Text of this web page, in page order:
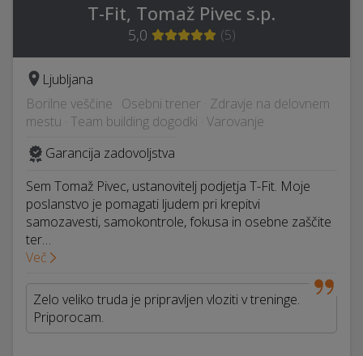
T-Fit, Tomaž Pivec s.p.
5,0 (5)
Ljubljana
Borilne veščine · Osebni trener · Zdravje na delovnem
mestu · Team building dogodki · Varovanje
Garancija zadovoljstva
Sem Tomaž Pivec, ustanovitelj podjetja T-Fit. Moje
poslanstvo je pomagati ljudem pri krepitvi
samozavesti, samokontrole, fokusa in osebne zaščite
ter…
Več
Zelo veliko truda je pripravljen vloziti v treninge.
Priporocam.